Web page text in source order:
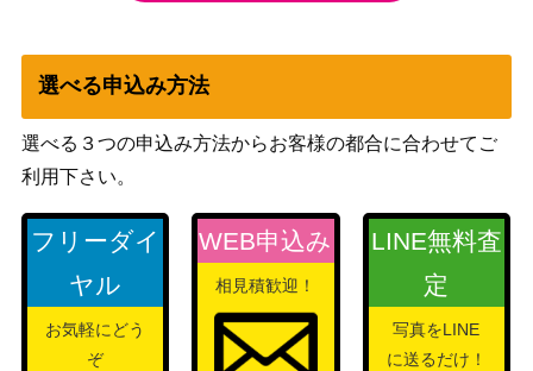
KONAMI 4,400
地縛神Cusilu（UL）[レ
リーフ]【ANPR-JP016】
（エンシェント・プロフ
100
（20thSE）【IGAS-JP0
35】
KONAMI
（IGNITION ASSAULT）
1,000
レッドアイズ・ブラック
メタルドラゴン（SE）
【初期】
コナミ
（遊戯王 真DM 封印され
し記憶）
11,000
選べる申込み方法
選べる３つの申込み方法からお客様の都合に合わせてご
利用下さい。
フリーダイ
ヤル
お気軽にどう
ぞ
WEB申込み
相見積歓迎！
LINE無料査
定
写真をLINE
に送るだけ！